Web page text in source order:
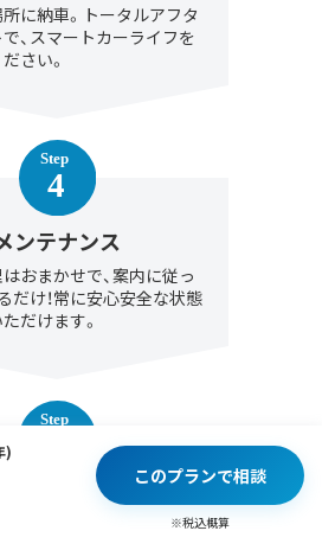
に納車。トータルアフタ
、スマートカーライフを
さい。
ンテナンス
おまかせで、案内に従っ
だけ！常に安心安全な状態
だけます。
、「乗り換え」「延長」「買
)
このプランで相談
※税込概算